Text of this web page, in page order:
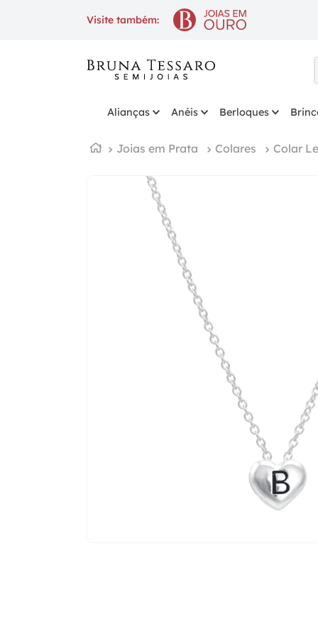
Visite também:
10% OFF na 1ª compra com cupom
Alianças Anéis Berloques
Joias em Prata Colares Colar